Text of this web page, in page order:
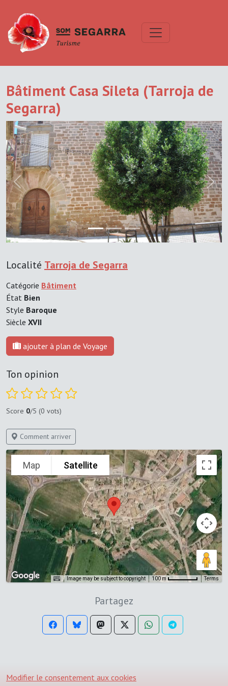
Bâtiment Casa Sileta (Tarroja de
Segarra)
Previous Next
Localité Tarroja de Segarra
Catégorie Bâtiment
État Bien
Style Baroque
Siècle XVII
ajouter à plan de Voyage
Ton opinion
Score 0/5 (0 vots)
Comment arriver
Map Satellite
Image may be subject to copyright 100 m Terms
Partagez
Modifier le consentement aux cookies